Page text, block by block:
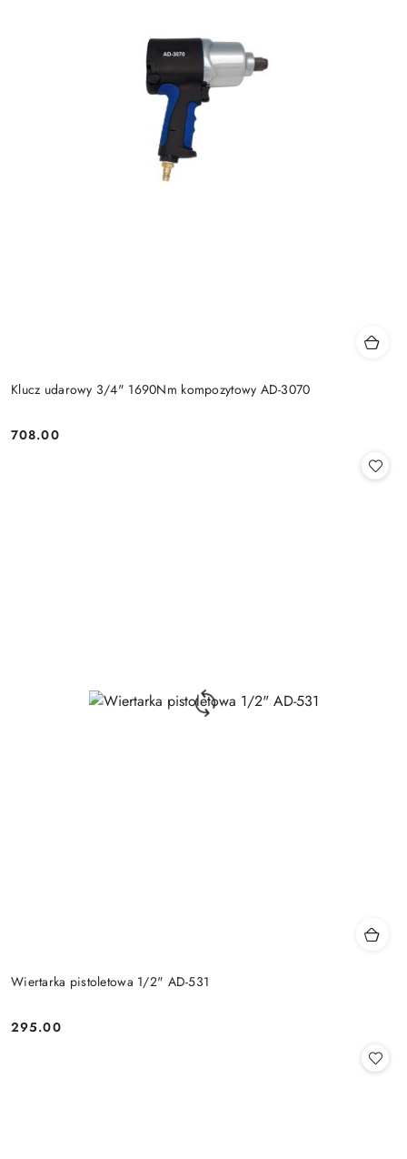
Klucz udarowy 3/4" 1690Nm kompozytowy AD-3070
Cena:
708.00
Wiertarka pistoletowa 1/2" AD-531
Cena:
295.00